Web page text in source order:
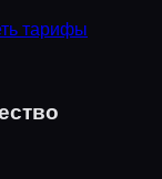
тарифы